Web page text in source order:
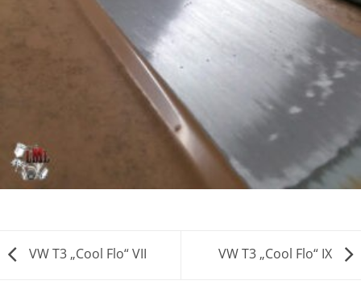
VW T3 „Cool Flo“ VII VW T3 „Cool Flo“ IX